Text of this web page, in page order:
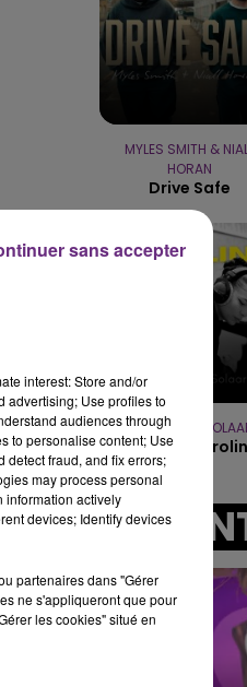
19h15 - 20h00
LA RADIO
MYLES SMITH &
HORAN
Drive Safe
16h00
16h00
ZAHO & MC
Comme
A
interest: Store and/or
advertising; Use profiles to
audiences through
to personalise content; Use
detect fraud, and fix errors;
may process personal
information actively
devices; Identify devices
partenaires dans "Gérer
ne s'appliqueront que pour
les cookies" situé en
sans accepter